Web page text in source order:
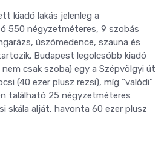
kiadó lakás jelenleg a
550 négyzetméteres, 9 szobás
úszómedence, szauna és
Budapest legolcsóbb kiadó
csak szoba) egy a Szépvölgyi út
(40 ezer plusz rezsi), míg “valódi”
található 25 négyzetméteres
skála alját, havonta 60 ezer plusz